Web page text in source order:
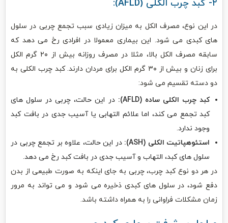
۲- کبد چرب الکلی (AFLD):
در این نوع، مصرف الکل به میزان زیادی سبب تجمع چربی در سلول
های کبدی می شود. این بیماری معمولا در افرادی رخ می دهد که
سابقه مصرف الکل بالا، مثلا در مصرف روزانه بیش از ۲۰ گرم الکل
برای زنان و بیش از ۳۰ گرم الکل برای مردان دارند. کبد چرب الکلی به
دو دسته تقسیم می شود:
کبد چرب الکلی ساده (AFLD):
در این حالت، چربی در سلول های
کبد تجمع می کند، اما علائم التهابی یا آسیب جدی در بافت کبد
وجود ندارد.
استئوهپاتیت الکلی (ASH):
در این حالت، علاوه بر تجمع چربی در
سلول های کبد، التهاب و آسیب جدی در بافت کبد رخ می دهد.
در هر دو نوع کبد چرب، چربی به جای اینکه به صورت طبیعی از بدن
دفع شود، در سلول های کبدی ذخیره می شود و می تواند به مرور
زمان مشکلات فراوانی را به همراه داشته باشد.